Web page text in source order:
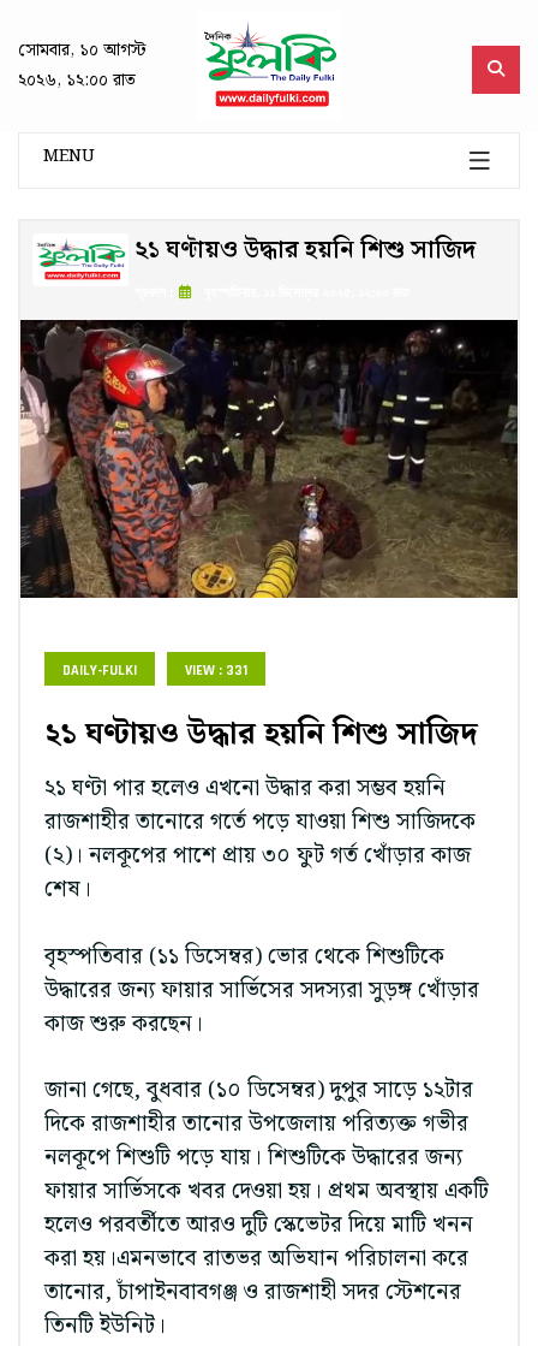
সোমবার, ১০ আগস্ট
২০২৬, ১২:০০ রাত
MENU
২১ ঘণ্টায়ও উদ্ধার হয়নি শিশু সাজিদ
DAILY-FULKI VIEW : 331
২১ ঘণ্টায়ও উদ্ধার হয়নি শিশু সাজিদ
২১ ঘণ্টা পার হলেও এখনো উদ্ধার করা সম্ভব হয়নি
রাজশাহীর তানোরে গর্তে পড়ে যাওয়া শিশু সাজিদকে
(২)। নলকূপের পাশে প্রায় ৩০ ফুট গর্ত খোঁড়ার কাজ
শেষ।
বৃহস্পতিবার (১১ ডিসেম্বর) ভোর থেকে শিশুটিকে
উদ্ধারের জন্য ফায়ার সার্ভিসের সদস্যরা সুড়ঙ্গ খোঁড়ার
কাজ শুরু করছেন।
জানা গেছে, বুধবার (১০ ডিসেম্বর) দুপুর সাড়ে ১২টার
দিকে রাজশাহীর তানোর উপজেলায় পরিত্যক্ত গভীর
নলকূপে শিশুটি পড়ে যায়। শিশুটিকে উদ্ধারের জন্য
ফায়ার সার্ভিসকে খবর দেওয়া হয়। প্রথম অবস্থায় একটি
হলেও পরবর্তীতে আরও দুটি স্কেভেটর দিয়ে মাটি খনন
করা হয়।এমনভাবে রাতভর অভিযান পরিচালনা করে
তানোর, চাঁপাইনবাবগঞ্জ ও রাজশাহী সদর স্টেশনের
তিনটি ইউনিট।